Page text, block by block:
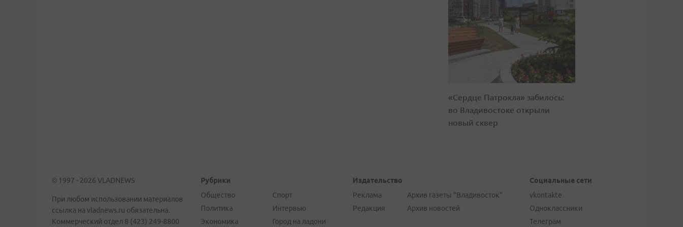
«Сердце Патрокла» забилось:
во Владивостоке открыли
новый сквер
© 1997 - 2026 VLADNEWS
При любом использовании материалов
ссылка на vladnews.ru обязательна.
Коммерческий отдел 8 (423) 249-8800
Рубрики
Общество
Политика
Экономика
Спорт
Интервью
Город на ладони
Издательство
Реклама
Редакция
Архив газеты "Владивосток"
Архив новостей
Социальные сети
vkontakte
Одноклассники
Телеграм